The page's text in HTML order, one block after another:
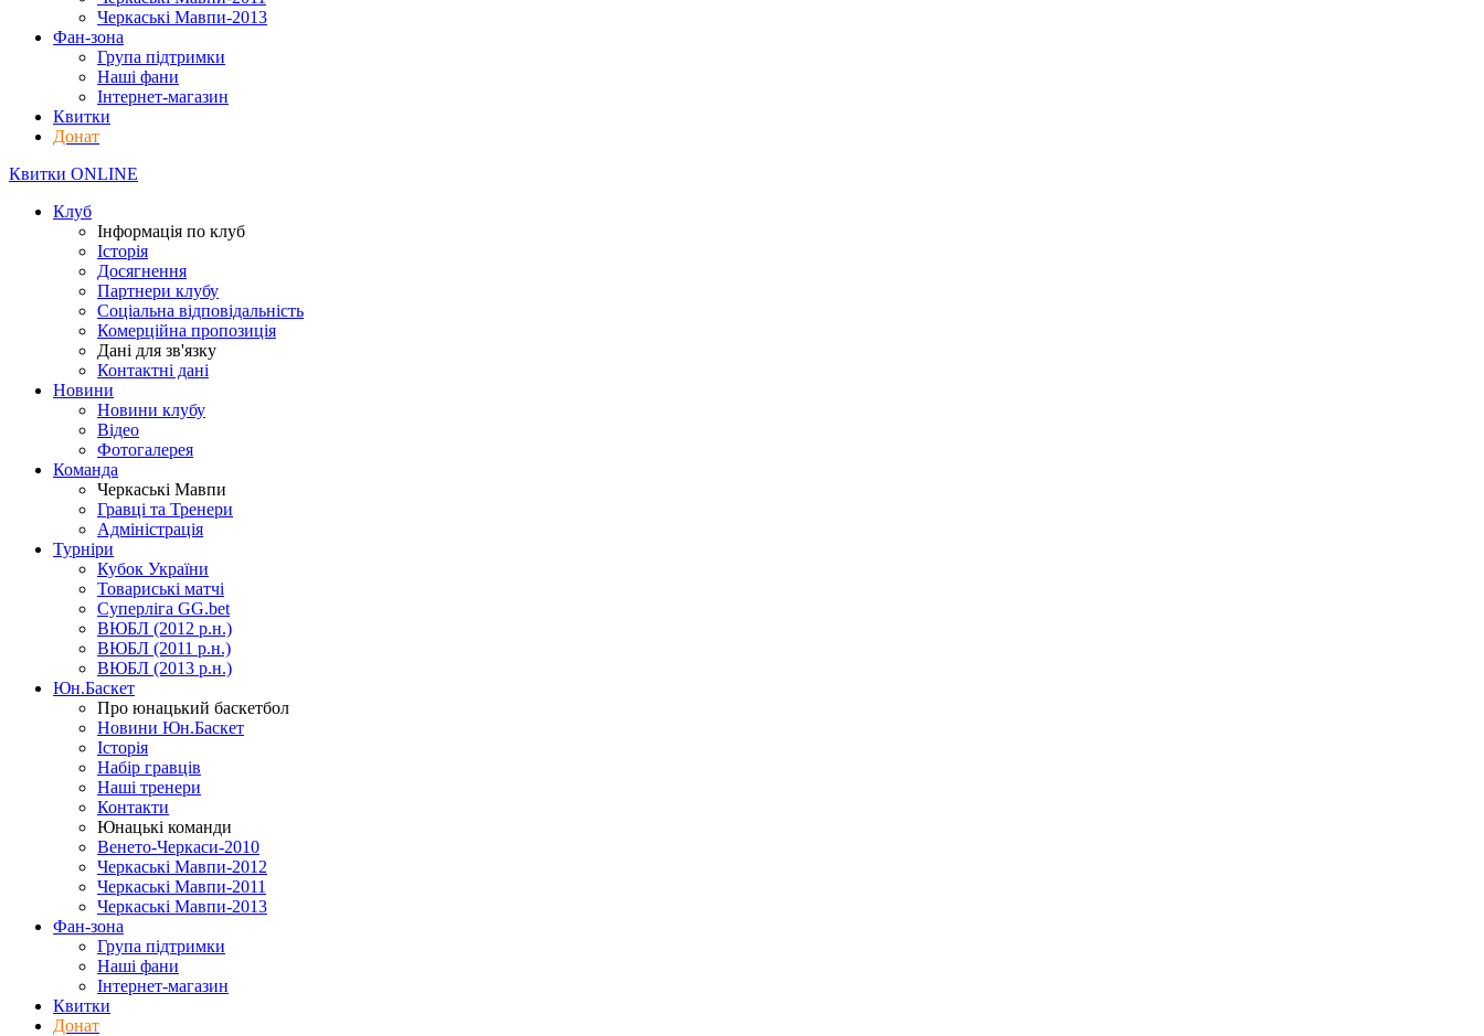
Черкаські Мавпи-2013
Фан-зона
Група підтримки
Наші фани
Інтернет-магазин
Квитки
Донат
Квитки ONLINE
Клуб
Інформація по клуб
Історія
Досягнення
Партнери клубу
Соціальна відповідальність
Комерційна пропозиція
Дані для зв'язку
Контактні дані
Новини
Новини клубу
Відео
Фотогалерея
Команда
Черкаські Мавпи
Гравці та Тренери
Адміністрація
Турніри
Кубок України
Товариські матчі
Суперліга GG.bet
ВЮБЛ (2012 р.н.)
ВЮБЛ (2011 р.н.)
ВЮБЛ (2013 р.н.)
Юн.Баскет
Про юнацький баскетбол
Новини Юн.Баскет
Історія
Набір гравців
Наші тренери
Контакти
Юнацькі команди
Венето-Черкаси-2010
Черкаські Мавпи-2012
Черкаські Мавпи-2011
Черкаські Мавпи-2013
Фан-зона
Група підтримки
Наші фани
Інтернет-магазин
Квитки
Донат